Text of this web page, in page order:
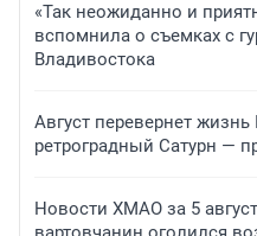
«Так неожиданно и
вспомнила о съемках с
Владивостока
Август перевернет
ретроградный Сатурн —
Новости ХМАО за 5